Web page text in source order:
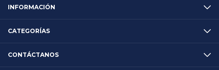
INFORMACIÓN
CATEGORÍAS
CONTÁCTANOS